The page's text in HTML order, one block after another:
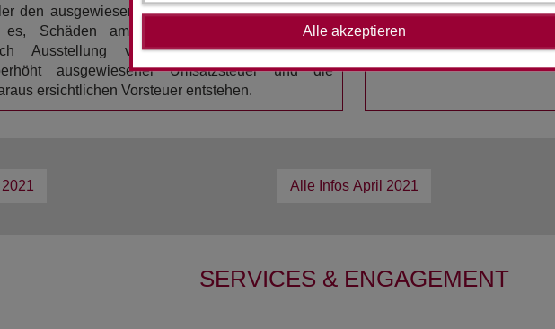
Alle akzeptieren
den ausgewiesenen Steuerbetrag schuldet. Ziel
Schäden am Umsatzsteueraufkommen zu
Ausstellung von Scheinrechnungen bzw.
ausgewiesener Umsatzsteuer und die
ersichtlichen Vorsteuer entstehen.
Rechtsmaterie
auszuschließen. Die
Beratung.
Alle Infos April 2021
SERVICES & ENGAGEMENT